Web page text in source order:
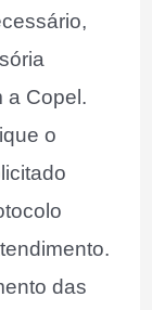
a Copel.
o
das